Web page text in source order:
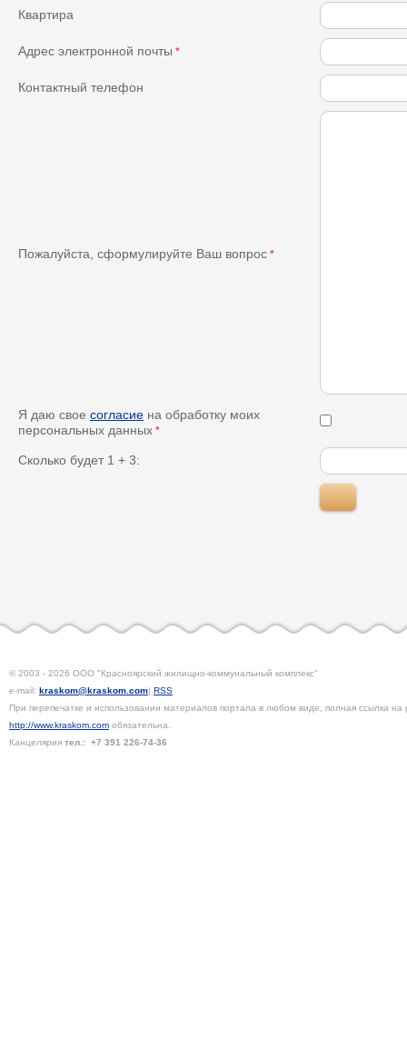
Квартира
Адрес электронной почты *
Контактный телефон
Пожалуйста, сформулируйте Ваш вопрос *
Я даю свое согласие на обработку моих
персональных данных *
Сколько будет 1 + 3:
© 2003 - 2026 ООО "Красноярский жилищно-коммунальный комплекс"
e-mail: kraskom@kraskom.com| RSS
При перепечатке и использовании материалов портала в любом виде, полная ссылка на
http://www.kraskom.com обязательна.
Канцелярия тел.: +7 391 226-74-36